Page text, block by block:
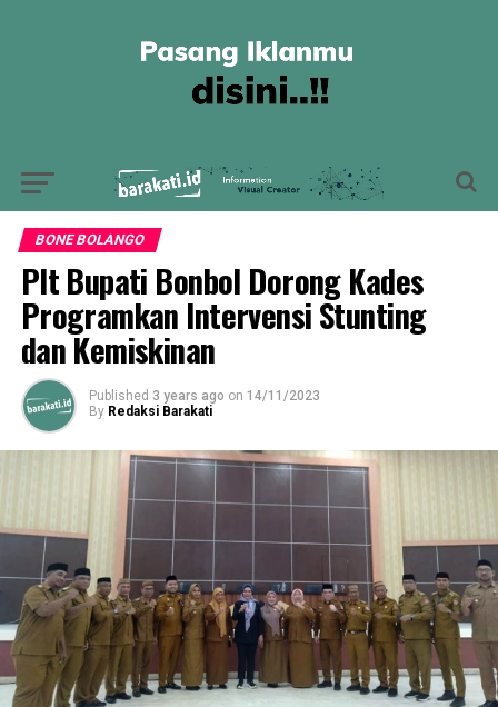
BONE BOLANGO
Plt Bupati Bonbol Dorong Kades
Programkan Intervensi Stunting
dan Kemiskinan
Published 3 years ago on 14/11/2023
By Redaksi Barakati